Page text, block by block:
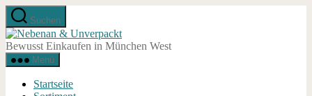
Zum
Inhalt
springen
Suchen
Nebenan
&
Bewusst Einkaufen in München West
Menü
Startseite